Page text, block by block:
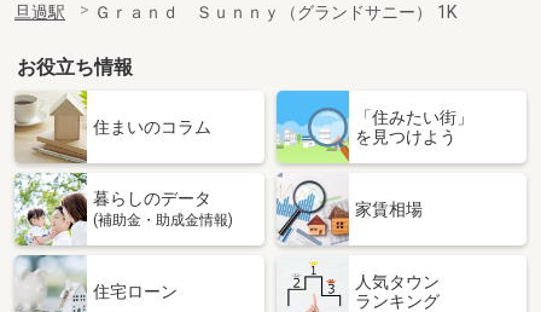
旦過駅
Ｇｒａｎｄ Ｓｕｎｎｙ（グランドサニー） 1K
お役立ち情報
住まいのコラム
「住みたい街」
を見つけよう
暮らしのデータ
(補助金・助成金情報)
家賃相場
住宅ローン
人気タウン
ランキング